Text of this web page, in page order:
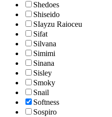
Shedoes
Shiseido
SIayzu Raioceu
Sifat
Silvana
Simimi
Sinana
Sisley
Smoky
Snail
Softness
Sospiro